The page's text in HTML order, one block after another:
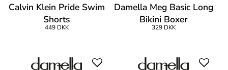
Calvin Klein Pride Swim
Shorts
449 DKK
Damella Meg Basic Long
Bikini Boxer
329 DKK